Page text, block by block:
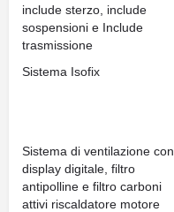
include sterzo, include
sospensioni e Include
trasmissione
Sistema Isofix
Sistema di ventilazione con
display digitale, filtro
antipolline e filtro carboni
attivi riscaldatore motore